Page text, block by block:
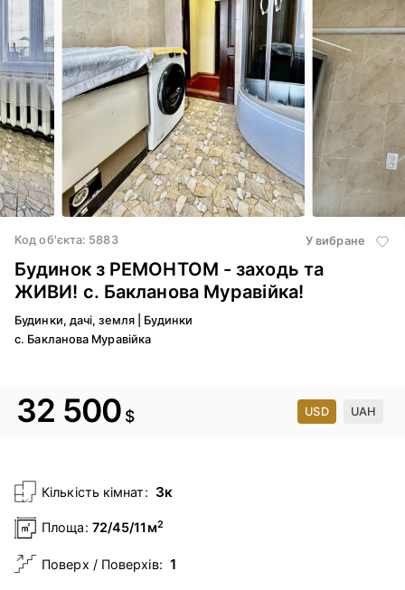
Код об'єкта: 5883 У вибране
Будинок з РЕМОНТОМ - заходь та
ЖИВИ! с. Бакланова Муравійка!
Будинки, дачі, земля
Будинки
с. Бакланова Муравійка
32 500 $ USD UAH
Кількість кімнат: 3к
Площа: 72/45/11м2
Поверх / Поверхів: 1